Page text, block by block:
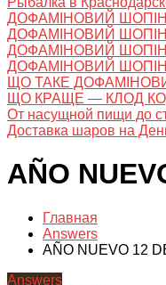
ДОФАМІНОВИЙ
ДОФАМІНОВИЙ
ДОФАМІНОВИЙ
ДОФАМІНОВИЙ
ЩО ТАКЕ
ЩО КРАЩЕ — КЛОД
От насущной пищи до
Доставка шаров на
AÑO
Главная
Answers
AÑO NUEVO 12
Answers